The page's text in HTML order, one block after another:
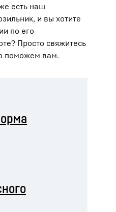
есть наш
и вы хотите
по его
Просто свяжитесь
поможем вам.